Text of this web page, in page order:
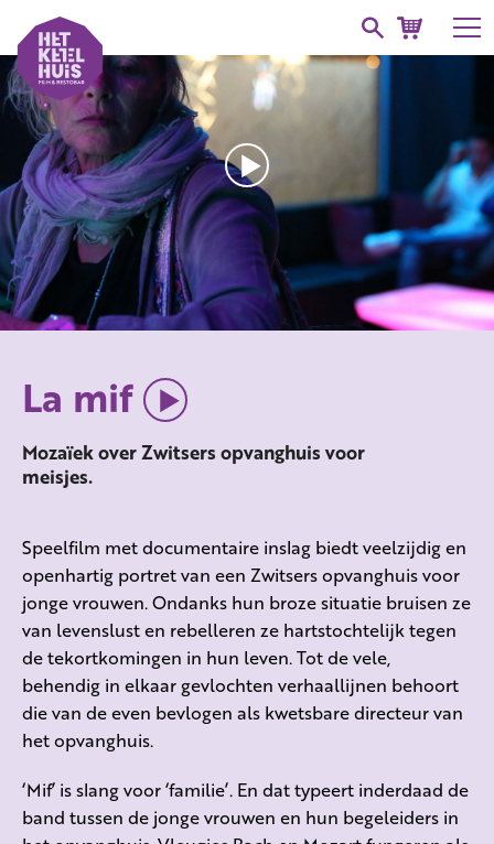
La mif
Mozaïek over Zwitsers opvanghuis voor
meisjes.
Speelfilm met documentaire inslag biedt veelzijdig en
openhartig portret van een Zwitsers opvanghuis voor
jonge vrouwen. Ondanks hun broze situatie bruisen ze
van levenslust en rebelleren ze hartstochtelijk tegen
de tekortkomingen in hun leven. Tot de vele,
behendig in elkaar gevlochten verhaallijnen behoort
die van de even bevlogen als kwetsbare directeur van
het opvanghuis.
‘Mif’ is slang voor ‘familie’. En dat typeert inderdaad de
band tussen de jonge vrouwen en hun begeleiders in